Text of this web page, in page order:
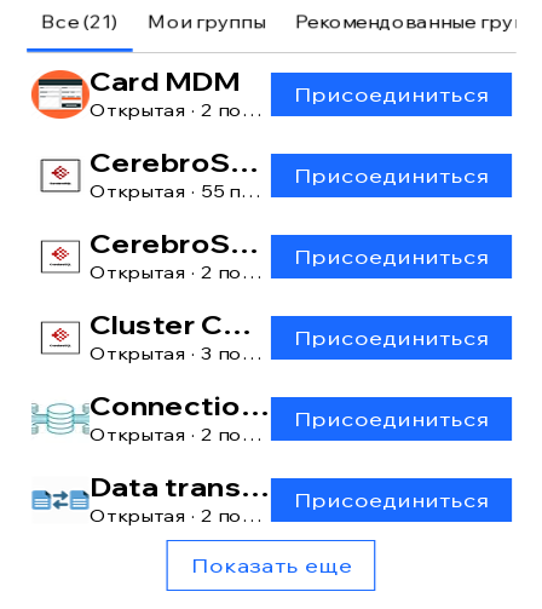
Все (21) Мои группы Рекомендованные
Card MDM
Открытая · 2 пользователя
Присоединиться
CerebroSQL
Открытая · 55 пользователей
Присоединиться
CerebroSQL: main window
Открытая · 2 пользователя
Присоединиться
Cluster CerebroSQL
Открытая · 3 пользователя
Присоединиться
Connection manager
Открытая · 2 пользователя
Присоединиться
Data transfer [lite]
Открытая · 2 пользователя
Присоединиться
Показать еще